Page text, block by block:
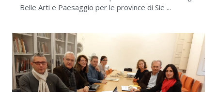
Belle Arti e Paesaggio per le province di Sie ...